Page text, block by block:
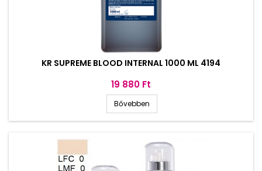
KR SUPREME BLOOD INTERNAL 1000 ML 4194
Ár
19 880 Ft
Bővebben